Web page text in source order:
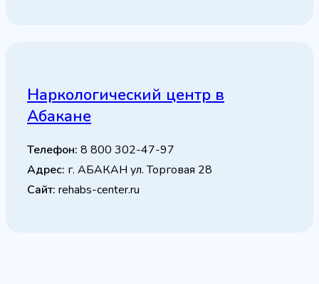
Наркологический центр в
Абакане
Телефон: 8 800 302-47-97
Адрес: г. АБАКАН ул. Торговая 28
Сайт: rehabs-center.ru